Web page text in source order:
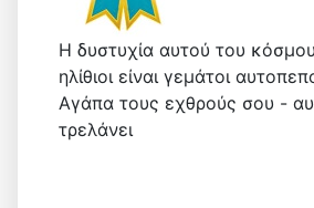
Η δυστυχία αυτού του κόσμου
ηλίθιοι είναι γεμάτοι
Αγάπα τους εχθρούς σου -
τρελάνει